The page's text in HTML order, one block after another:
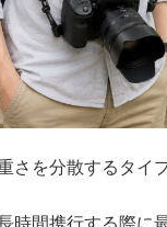
さを分散するタイ
時間携行する際に